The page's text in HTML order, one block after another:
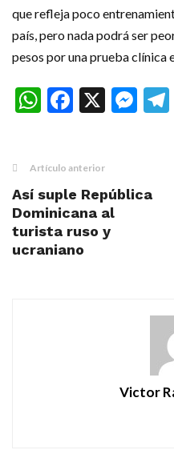
que refleja poco
país, pero nada podrá ser
pesos por una prueba clínica
WhatsApp
X
Artículo anterior
Así suple República
Dominicana al
turista ruso y
ucraniano
Victor